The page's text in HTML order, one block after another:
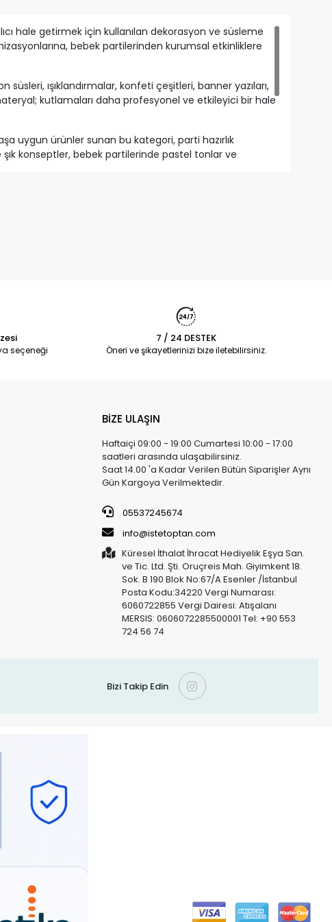
hale getirmek için kullanılan dekorasyon ve süsleme
bebek partilerinden kurumsal etkinliklere
ışıklandırmalar, konfeti çeşitleri, banner yazıları,
kutlamaları daha profesyonel ve etkileyici bir hale
uygun ürünler sunan bu kategori, parti hazırlık
konseptler, bebek partilerinde pastel tonlar ve
seçeneği
7 / 24 DESTEK
Öneri ve şikayetlerinizi bize iletebilirsiniz.
BİZE ULAŞIN
Haftaiçi 09:00 - 19:00 Cumartesi 10:00 - 17:00
saatleri arasında ulaşabilirsiniz.
Saat 14.00 'a Kadar Verilen Bütün Siparişler Aynı
Gün Kargoya Verilmektedir.
05537245674
info@istetoptan.com
Küresel İthalat İhracat Hediyelik Eşya San.
ve Tic. Ltd. Şti. Oruçreis Mah. Giyimkent 18.
Sok. B 190 Blok No:67/A Esenler /İstanbul
Posta Kodu:34220 Vergi Numarası:
6060722855 Vergi Dairesi: Atışalanı
MERSIS: 0606072285500001 Tel: +90 553
724 56 74
Bizi Takip Edin